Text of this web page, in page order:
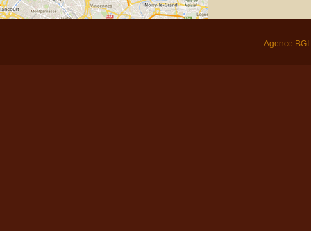
Agence BGI